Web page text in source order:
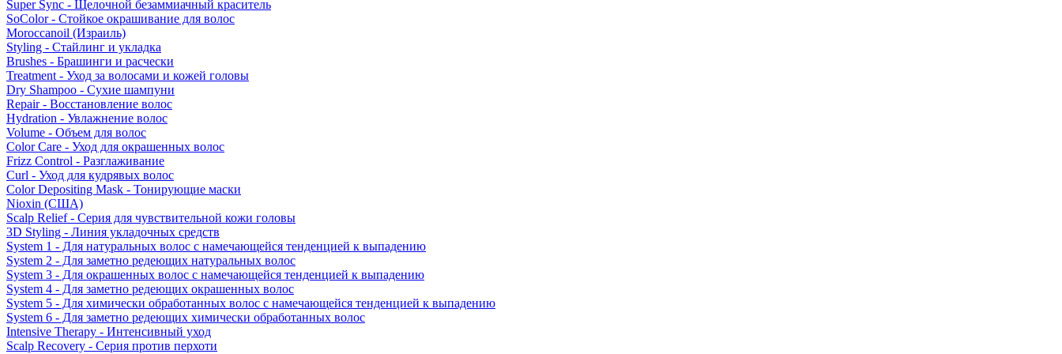
Super Sync - Щелочной безаммиачный краситель
SoColor - Стойкое окрашивание для волос
Moroccanoil (Израиль)
Styling - Стайлинг и укладка
Brushes - Брашинги и расчески
Treatment - Уход за волосами и кожей головы
Dry Shampoo - Сухие шампуни
Repair - Восстановление волос
Hydration - Увлажнение волос
Volume - Объем для волос
Color Care - Уход для окрашенных волос
Frizz Control - Разглаживание
Curl - Уход для кудрявых волос
Color Depositing Mask - Тонирующие маски
Nioxin (США)
Scalp Relief - Серия для чувствительной кожи головы
3D Styling - Линия укладочных средств
System 1 - Для натуральных волос с намечающейся тенденцией к выпадению
System 2 - Для заметно редеющих натуральных волос
System 3 - Для окрашенных волос с намечающейся тенденцией к выпадению
System 4 - Для заметно редеющих окрашенных волос
System 5 - Для химически обработанных волос с намечающейся тенденцией к выпадению
System 6 - Для заметно редеющих химически обработанных волос
Intensive Therapy - Интенсивный уход
Scalp Recovery - Серия против перхоти